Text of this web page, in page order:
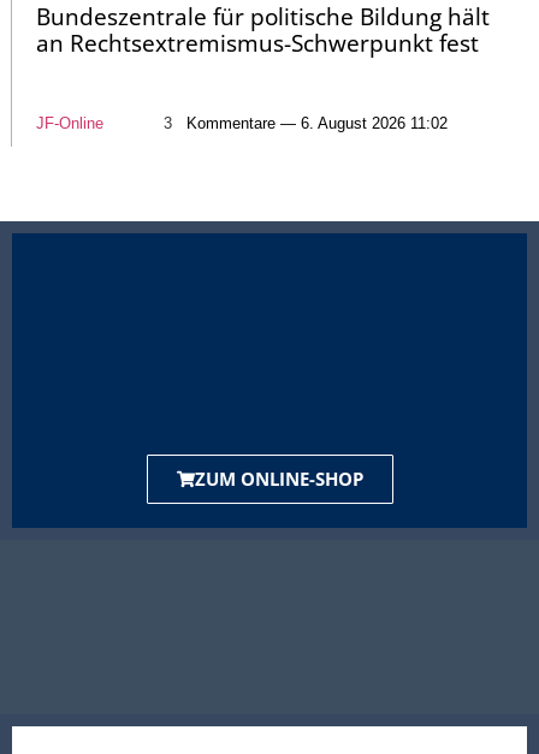
Bundeszentrale für politische Bildung hält
an Rechtsextremismus-Schwerpunkt fest
JF-Online 3 Kommentare — 6. August 2026 11:02
ZUM ONLINE-SHOP